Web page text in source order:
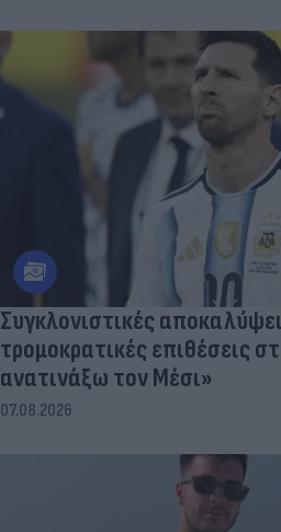
Συγκλονιστικές
τρομοκρατικές επιθέσεις
ανατινάξω τον Μέσι»
07.08.2026